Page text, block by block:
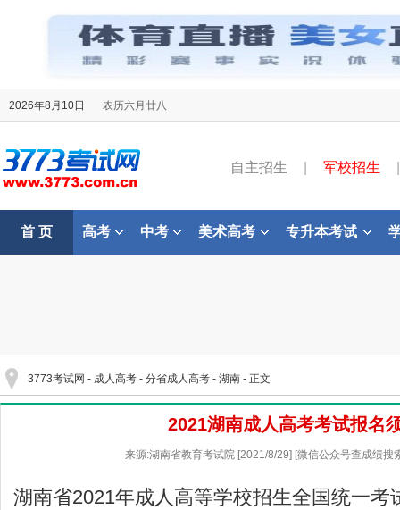
2026年8月10日 农历六月廿八
自主招生 军校招生
首 页 高考 中考 美术高考 专升本考试
3773考试网 - 成人高考 - 分省成人高考 - 湖南 - 正文
2021湖南成人高考考试报名
来源:湖南省教育考试院 [2021/8/29] [微信公众号查成绩搜
湖南省2021年成人高等学校招生全国统一考